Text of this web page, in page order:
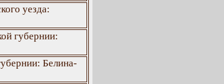
уезда:
губернии:
Белина-